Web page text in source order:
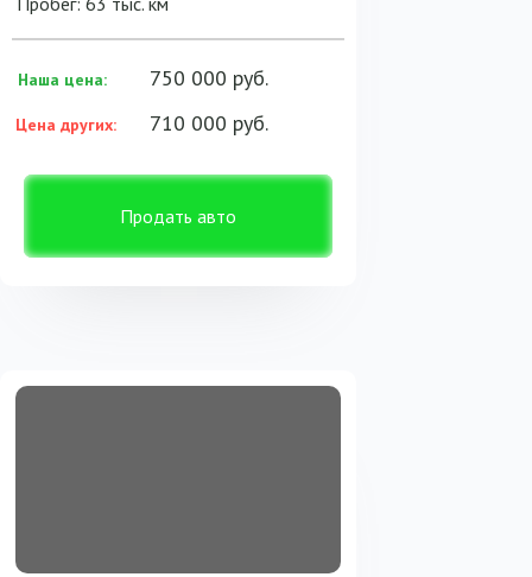
Наша цена:
Цена других:
750 000 руб.
710 000 руб.
Продать авто